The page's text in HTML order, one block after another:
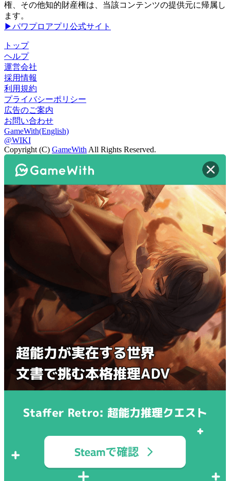
権、その他知的財産権は、当該コンテンツの提供元に帰属し
ます。
▶パワプロアプリ公式サイト
トップ
ヘルプ
運営会社
採用情報
利用規約
プライバシーポリシー
広告のご案内
お問い合わせ
GameWith(English)
@WIKI
Copyright (C) GameWith All Rights Reserved.